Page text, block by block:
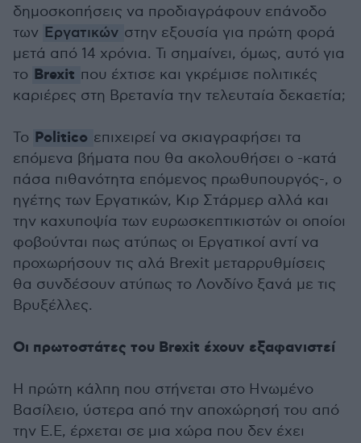
δημοσκοπήσεις να προδιαγράφουν επάνοδο
των Εργατικών στην εξουσία για πρώτη φορά
μετά από 14 χρόνια. Τι σημαίνει, όμως, αυτό για
το Brexit που έχτισε και γκρέμισε πολιτικές
καριέρες στη Βρετανία την τελευταία δεκαετία;
Το Politico επιχειρεί να σκιαγραφήσει τα
επόμενα βήματα που θα ακολουθήσει ο -κατά
πάσα πιθανότητα επόμενος πρωθυπουργός-, ο
ηγέτης των Εργατικών, Κιρ Στάρμερ αλλά και
την καχυποψία των ευρωσκεπτικιστών οι οποίοι
φοβούνται πως ατύπως οι Εργατικοί αντί να
προχωρήσουν τις αλά Brexit μεταρρυθμίσεις
θα συνδέσουν ατύπως το Λονδίνο ξανά με τις
Βρυξέλλες.
Οι πρωτοστάτες του Brexit έχουν εξαφανιστεί
Η πρώτη κάλπη που στήνεται στο Ηνωμένο
Βασίλειο, ύστερα από την αποχώρησή του από
την Ε.Ε, έρχεται σε μια χώρα που δεν έχει